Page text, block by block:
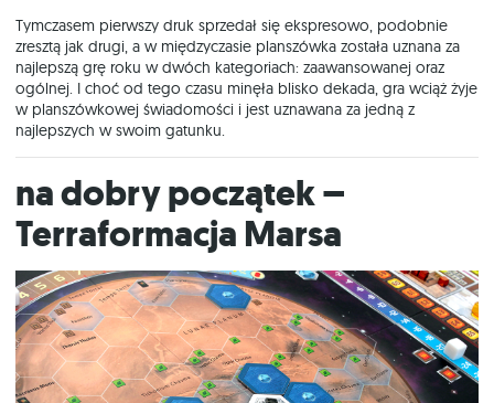
Tymczasem pierwszy druk sprzedał się ekspresowo, podobnie
zresztą jak drugi, a w międzyczasie planszówka została uznana za
najlepszą grę roku w dwóch kategoriach: zaawansowanej oraz
ogólnej. I choć od tego czasu minęła blisko dekada, gra wciąż żyje
w planszówkowej świadomości i jest uznawana za jedną z
najlepszych w swoim gatunku.
Na dobry początek –
Terraformacja Marsa